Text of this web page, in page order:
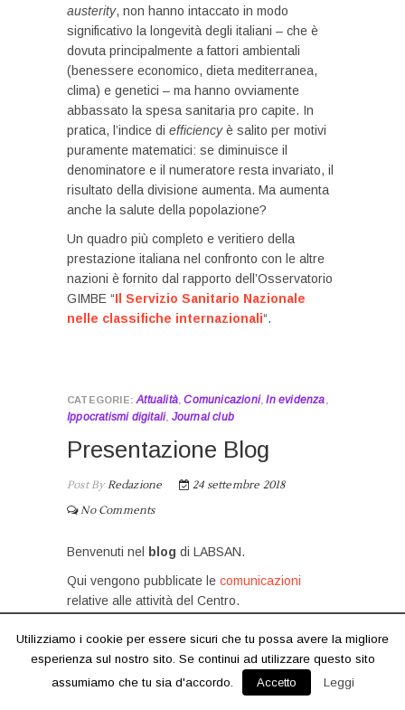
austerity, non hanno intaccato in modo
significativo la longevità degli italiani – che è
dovuta principalmente a fattori ambientali
(benessere economico, dieta mediterranea,
clima) e genetici – ma hanno ovviamente
abbassato la spesa sanitaria pro capite. In
pratica, l’indice di efficiencyè salito per motivi
puramente matematici: se diminuisce il
denominatore e il numeratore resta invariato, il
risultato della divisione aumenta. Ma aumenta
anche la salute della popolazione?
Un quadro più completo e veritiero della
prestazione italiana nel confronto con le altre
nazioni è fornito dal rapporto dell’Osservatorio
GIMBE “Il Servizio Sanitario Nazionale
nelle classifiche internazionali“.
Attualità,Comunicazioni,In evidenza,
Ippocratismi digitali, Journal club
Presentazione Blog
Post ByRedazione
24 settembre 2018
No Comments
Benvenuti nel blog di LABSAN.
Qui vengono pubblicate le comunicazioni
relative alle attività del Centro.
relativi ai nostri temi di interesse, aggiornata
frequentemente, a cura dei medici della Scuola
di Specializzazione in Igiene e Medicina e
Utilizziamo i cookie per essere sicuri che tu possa avere la migliore
esperienza sul nostro sito. Se continui ad utilizzare questo sito
assumiamo che tu sia d'accordo.
Accetto Leggi